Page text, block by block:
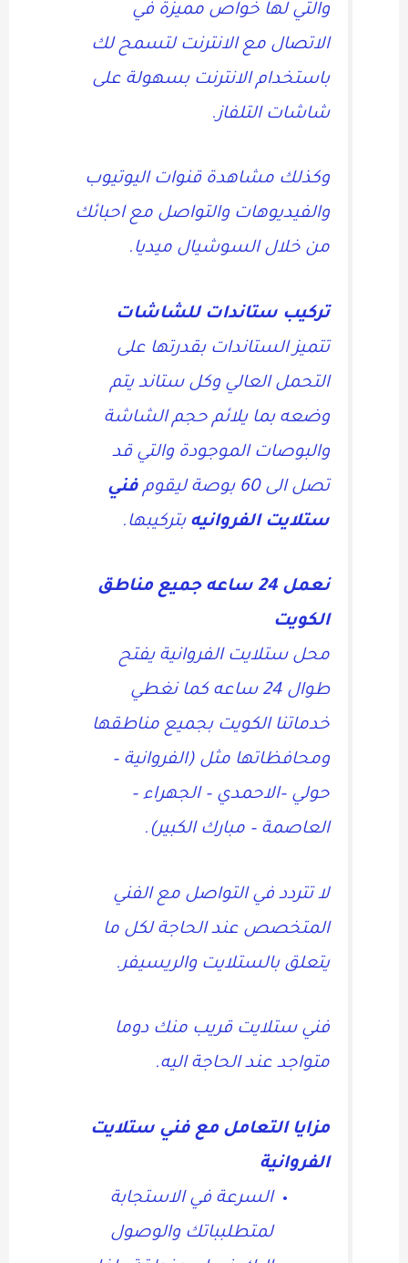
والتي لها خواص مميزة في
الاتصال مع الانترنت لتسمح لك
باستخدام الانترنت بسهولة على
شاشات التلفاز.
وكذلك مشاهدة قنوات اليوتيوب
والفيديوهات والتواصل مع احبائك
من خلال السوشيال ميديا.
تركيب ستاندات للشاشات
تتميز الستاندات بقدرتها على
التحمل العالي وكل ستاند يتم
وضعه بما يلائم حجم الشاشة
والبوصات الموجودة والتي قد
تصل الى 60 بوصة ليقوم
فني
ستلايت الفروانيه بتركيبها.
نعمل 24 ساعه جميع مناطق
الكويت
محل ستلايت الفروانية يفتح
طوال 24 ساعه كما نغطي
خدماتنا الكويت بجميع مناطقها
ومحافظاتها مثل (الفروانية –
حولي –الاحمدي – الجهراء –
العاصمة – مبارك الكبير).
لا تتردد في التواصل مع الفني
المتخصص عند الحاجة لكل ما
يتعلق بالستلايت والريسيفر.
فني ستلايت قريب منك دوما
متواجد عند الحاجة اليه.
مزايا التعامل مع فني ستلايت
الفروانية
السرعة في الاستجابة
لمتطلبباتك والوصول